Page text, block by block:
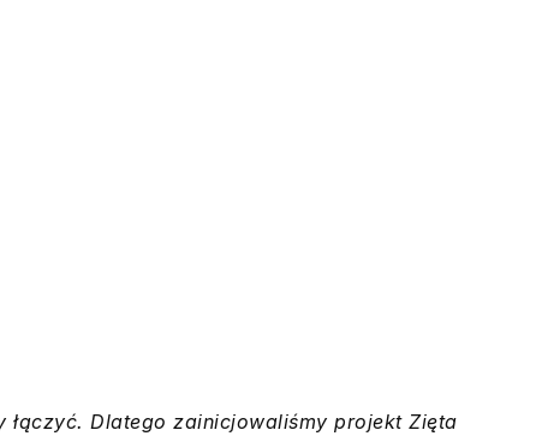
łączyć. Dlatego zainicjowaliśmy projekt Zięta